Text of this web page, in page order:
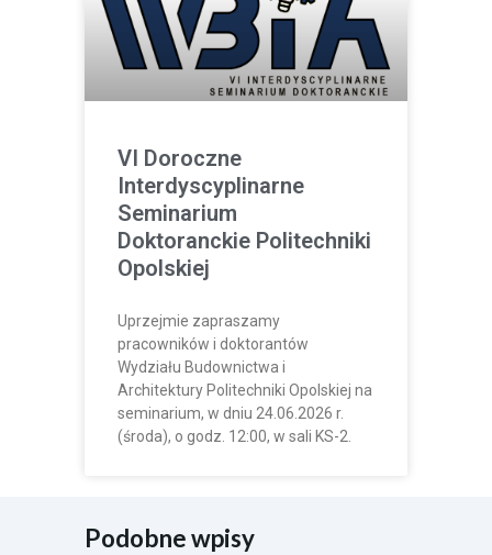
VI Doroczne
Interdyscyplinarne
Seminarium
Doktoranckie Politechniki
Opolskiej
Uprzejmie zapraszamy
pracowników i doktorantów
Wydziału Budownictwa i
Architektury Politechniki Opolskiej na
seminarium, w dniu 24.06.2026 r.
(środa), o godz. 12:00, w sali KS-2.
Podobne wpisy